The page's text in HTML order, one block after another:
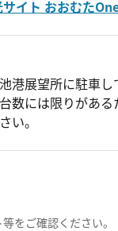
イト おおむた
港展望所に駐車
数には限りがあ
い。
をご確認ください。